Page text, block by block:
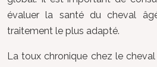
évaluer la santé du cheval
traitement le plus adapté.
La toux chronique chez le